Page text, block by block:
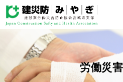
労働災